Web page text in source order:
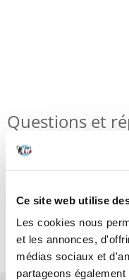
Ce site web utilise
Les cookies nous
et les annonces,
médias sociaux et
partageons
Questions et
Critiques
Photos supplémentaires